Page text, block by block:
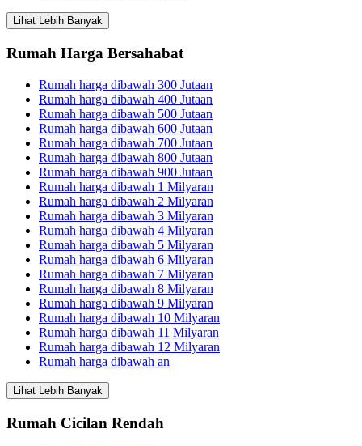
Lihat Lebih Banyak
Rumah Harga Bersahabat
Rumah harga dibawah 300 Jutaan
Rumah harga dibawah 400 Jutaan
Rumah harga dibawah 500 Jutaan
Rumah harga dibawah 600 Jutaan
Rumah harga dibawah 700 Jutaan
Rumah harga dibawah 800 Jutaan
Rumah harga dibawah 900 Jutaan
Rumah harga dibawah 1 Milyaran
Rumah harga dibawah 2 Milyaran
Rumah harga dibawah 3 Milyaran
Rumah harga dibawah 4 Milyaran
Rumah harga dibawah 5 Milyaran
Rumah harga dibawah 6 Milyaran
Rumah harga dibawah 7 Milyaran
Rumah harga dibawah 8 Milyaran
Rumah harga dibawah 9 Milyaran
Rumah harga dibawah 10 Milyaran
Rumah harga dibawah 11 Milyaran
Rumah harga dibawah 12 Milyaran
Rumah harga dibawah an
Lihat Lebih Banyak
Rumah Cicilan Rendah